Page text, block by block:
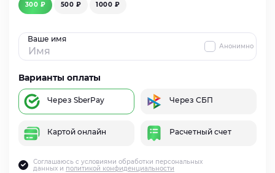
300 ₽ 500 ₽ 1000 ₽
Ваше имя
Анонимно
Варианты оплаты
Через SberPay Через СБП
Картой онлайн Расчетный счет
Соглашаюсь с условиями обработки персональных
данных и политикой конфиденциальности